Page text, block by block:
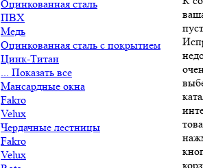
Оцинкованная сталь
ПВХ
Медь
Оцинкованная сталь с покрытием
Цинк-Титан
... Показать все
Мансардные окна
Fakro
Velux
Чердачные лестницы
Fakro
Velux